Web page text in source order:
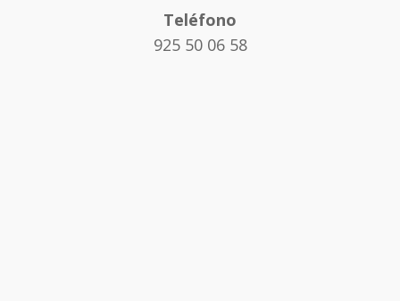
Teléfono
925 50 06 58